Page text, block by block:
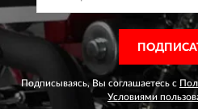
Подписываясь, Вы соглашаетесь с
Условиями